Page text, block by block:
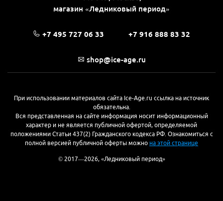
магазин «Ледниковый период»
+7 495 727 06 33 +7 916 888 83 32
shop@ice-age.ru
При использовании материалов сайта Ice-Age.ru ссылка на источник
обязательна.
Вся представленная на сайте информация носит информационный
характер и не является публичной офертой, определяемой
положениями Статьи 437(2) Гражданского кодекса РФ. Ознакомиться с
полной версией публичной оферты можно на этой странице
© 2017—2026, «Ледниковый период»